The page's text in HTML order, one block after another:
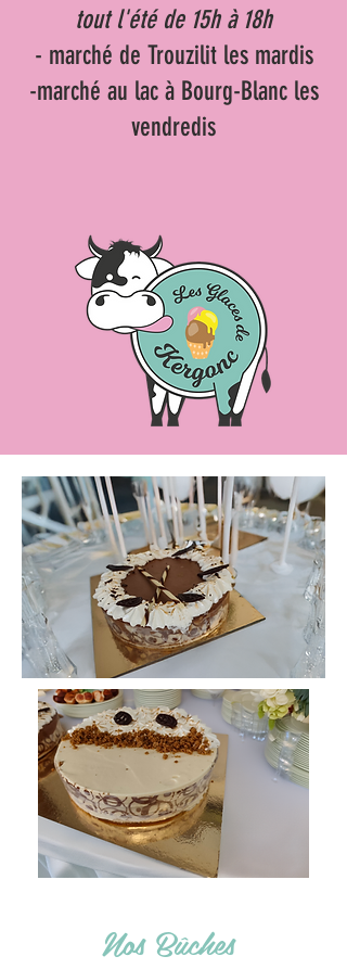
tout l'été de 15h à 18h
- marché de Trouzilit les mardis
-marché au lac à Bourg-Blanc les
vendredis
Nos Bûches